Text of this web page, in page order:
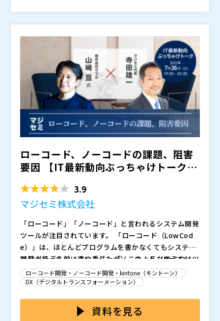
を主導。現場出身の非エンジニアとして、事業部のDX
全社の課題を洗い出し、収益・組織健康度向上に繋がる
施策を立案・実行するプロジェクトがスタート。社外の
専門家と二人三脚で進める「伴走支援」サービスを活用
しながら、kintoneで営業部門の課題解決を実現したプ
ロセスや社内浸透の壁と乗り越え方についてロート製薬
株式会社 柴田様にご紹介いただきます。
ロート製薬株式会社 東京ビジネス&システムセンター
アプリケーションシステムグループ
2011年、新卒で独立系SIerへ入社。ITインフラ全般の
シテムコンサルティングに従事する傍ら、サイボウズを
はじめとしたクラウドサービスの導入を通じ、顧客の業
務改善や働き方改革を支援する。2017年ロート製薬入
社後は営業、営業企画を経て、2019年よりkintone導
と共にDX人材育成をはじめとする各種DX活動を推進。
サイボウズ株式会社（ ）
株式会社日本経済広告社（） 株式会社オープンソース
タ連携が止まってしまうことも悩みの種です。
発ツール「Magic xpa」、クラウド、オンプレミスすべ
てのシステムをノン・コーディングで連携する「Magic
xpi」の機能紹介、導入事例も行います。 「Magic xp
a」は７年連続で実行エンジン型のローコード開発ツー
ルNo.1に選ばれています。（※デロイトトーマツ ミッ
ク経済研究所調べ） ローコード開発ツール、データ連
携ツールを導入検討中のお客様は奮ってご参加くださ
い。
きること、機能紹介 ・Magic xpa導入事例 ・システム
間データ連携によくある課題 ・Magic xpiでできるこ
と、機能紹介 ・Magic xpi導入事例 ・開発ツール＋連
携ツールの”あわせ技”でできること
マジックソフトウェア・ジャパン株式会社（ ）
株式会社オープンソース活用研究所（） マジセミ株式
会社（）
ローコード、ノーコードの課題、阻害
要因 【IT最新動向ぶっちゃけトーク】
3.9
マジセミ株式会社
「ローコード」「ノーコード」と言われるシステム開発
ツールが注目されています。 「ローコード（LowCod
e）」は、ほとんどプログラムを書かなくてもシステム
開発が行えるツールや手法、「ノーコード（NoCod
e）」は全くプログラムを書かなくてもシステム開発が
行えるツールや手法、と言われています。
以前より（名前は違いましたが）このような考え方はツ
ールは存在していましたが、以下のような背景により近
年注目されています。
が、様々なツールが提供されています。
代表的なノーコードツールといえばキントーン、ローコ
ローコード開発・ノーコード開発・kintone（キントーン）
DX（デジタルトランスフォーメーション）
資料を見る